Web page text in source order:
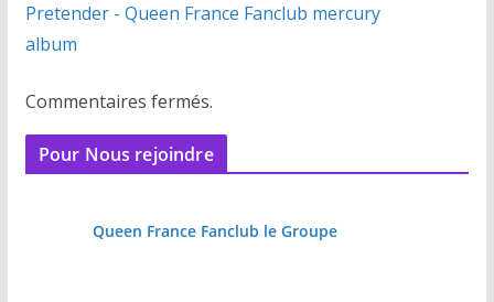
Pretender - Queen France Fanclub mercury
album
Commentaires fermés.
Pour Nous rejoindre
Queen France Fanclub le Groupe